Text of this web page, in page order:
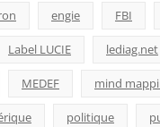
engie FBI
Label LUCIE lediag.net
MEDEF mind
politique